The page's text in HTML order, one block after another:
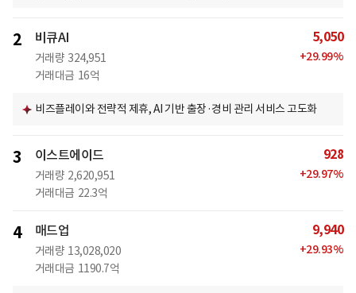
2 비큐AI
거래량 324,951
거래대금 16억
5,050
+29.99%
비즈플레이와 전략적 제휴, AI 기반 출장·경비 관리 서비스 고도화
3 이스트에이드
거래량 2,620,951
거래대금 22.3억
928
+29.97%
4 매드업
거래량 13,028,020
거래대금 1190.7억
9,940
+29.93%